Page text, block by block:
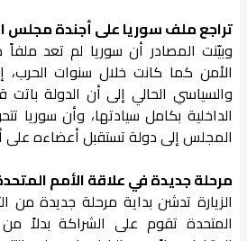
تراجع ملف سوريا على أجندة مجلس
وبيّنت المصادر أن سوريا لم تعد
الأمن كما كانت خلال سنوات الحرب،
والسياسي الحالي إلى أن الدولة
الداخلية بكامل سيادتها، وأن
المجلس إلى دولة تستقبل أعضاءه على
مرحلة جديدة في علاقة الأمم
الزيارة تدشن بداية مرحلة جديدة من
المتحدة تقوم على الشراكة بدلاً من